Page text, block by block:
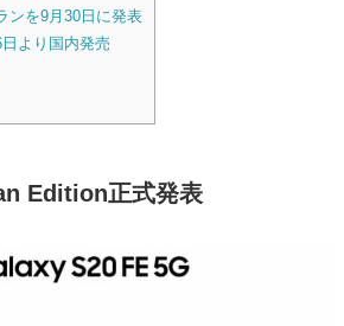
ンを9月30日に発表
より国内発売
Edition正式発表